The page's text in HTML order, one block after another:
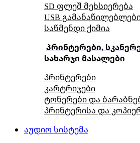
SD ფლეშ მეხსიერება
USB
საწმენდი ქიმია
პრინტერები,
სახარჯი მასალები
პრინტერები
კარტრიჯები
ტონერები და
პრინტერისა და
აუდიო სისტემა